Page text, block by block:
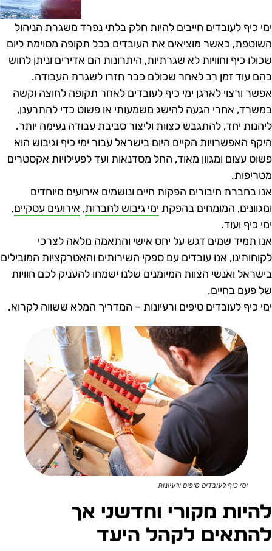
כיף לעובדים חייבים להיות חלק בלתי נפרד משגרת הניהול
כאשר מוציאים את העובדים בכל תקופה מסוימת ליום
כיף וחוויות לא שגרתיות, היתרונות הם אדירים וניתן לחוש
עוד זמן רב לאחר שכולם כבר חזרו לשגרת העבודה.
ורצוי לארגן ימי כיף לעובדים לאחר תקופה לחוצה וקשה
אחרי הגעה להישג משמעותי או פשוט כדי להתרענן,
יחד, להתגבש כצוות וליצור סביבת עבודה נעימה יותר.
האפשרויות הקיים היום בישראל עבור ימי כיף וגיבוש הוא
עצום ומגוון מאוד, החל מסדנאות ועד לפעילויות אקסטרים
בחברת חיבורים הפקות חיים ונושמים אירועים מיוחדים
המומחים בהפקת ימי גיבוש לחברות, אירועים עסקיים,
כיף ועוד.
תמיד שמים דגש על יחס אישי והתאמה מלאה לצרכי
אנו עובדים עם ספקי השירותים והאטרקציות המובילים
ואנשי הצוות המיומנים שלנו ישמחו להעניק לכם חוויות
פעם בחיים.
כיף לעובדים טיפים ורעיונות – המדריך המלא ששווה לקרוא.
ימי כיף לעובדים טיפים ורעיונות
מקורי וחדשני אך
לקהל היעד